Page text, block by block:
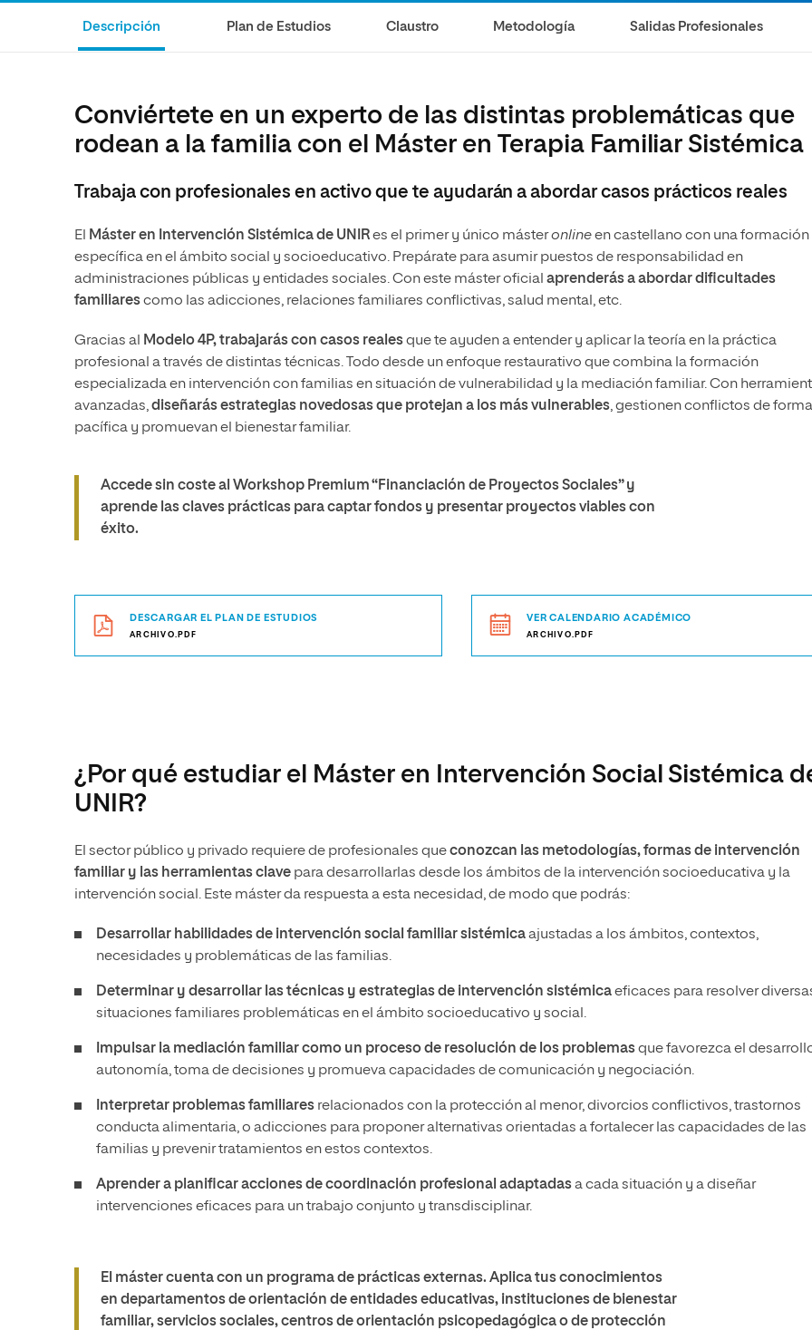
Música
Descripción Plan de Estudios Claustro Metodología Salidas Profesionales
Conviértete en un experto de las distintas problemáticas que
rodean a la familia con el Máster en Terapia Familiar Sistémica
Trabaja con profesionales en activo que te ayudarán a abordar casos prácticos reales
El Máster en Intervención Sistémica de UNIRes el primer y único másteronlineen castellano con una formación
específica en el ámbito social y socioeducativo. Prepárate para asumir puestos de responsabilidad en
administraciones públicas y entidades sociales. Con este máster oficial aprenderás a abordar dificultades
familiarescomo las adicciones, relaciones familiares conflictivas, salud mental, etc.
Gracias al Modelo 4P, trabajarás con casos realesque te ayuden a entender y aplicar la teoría en la práctica
profesional a través de distintas técnicas. Todo desde un enfoque restaurativo que combina la formación
especializada en intervención con familias en situación de vulnerabilidad y la mediación familiar. Con
avanzadas,diseñarás estrategias novedosas que protejan a los más vulnerables, gestionen conflictos de forma
pacífica y promuevan el bienestar familiar.
Accede sin coste al Workshop Premium “Financiación de Proyectos Sociales” y
aprende las claves prácticas para captar fondos y presentar proyectos viables con
éxito.
DESCARGAR EL PLAN DE ESTUDIOS
ARCHIVO.PDF
VER CALENDARIO ACADÉMICO
ARCHIVO.PDF
¿Por qué estudiar el Máster en Intervención Social Sistémica
UNIR?
El sector público y privado requiere de profesionales queconozcan las metodologías, formas de intervención
familiar y las herramientas clave para desarrollarlas desde los ámbitos de la intervención socioeducativa y la
intervención social. Este máster da respuesta a esta necesidad, de modo que podrás:
Desarrollar habilidades de intervención social familiar sistémicaajustadas a los ámbitos, contextos,
necesidades y problemáticas de las familias.
Determinar y desarrollar las técnicas y estrategias de intervención sistémicaeficaces para resolver
situaciones familiares problemáticas en el ámbito socioeducativo y social.
Impulsar la mediación familiar como un proceso de resolución de los problemasque favorezca el
autonomía, toma de decisiones y promueva capacidades de comunicación y negociación.
Interpretar problemas familiares relacionados con la protección al menor, divorcios conflictivos, trastornos
conducta alimentaria, o adicciones para proponer alternativas orientadas a fortalecer las capacidades de las
familias y prevenir tratamientos en estos contextos.
Aprender a planificar acciones de coordinación profesional adaptadasa cada situación y a diseñar
intervenciones eficaces para un trabajo conjunto y transdisciplinar.
El máster cuenta con un programa de prácticas externas. Aplica tus conocimientos
en departamentos de orientación de entidades educativas, instituciones de bienestar
familiar, servicios sociales, centros de orientación psicopedagógica o de protección